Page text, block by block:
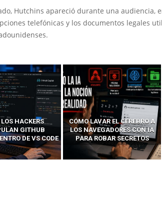
Hutchins apareció durante una audiencia,
telefónicas y los documentos legales
HACKERS
GITHUB
DE VS CODE
CÓMO LAVAR EL CEREBRO A
LOS NAVEGADORES CON IA
PARA ROBAR SECRETOS